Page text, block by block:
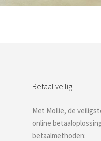
Betaal veilig
Met Mollie, de
online
betaalmethoden: